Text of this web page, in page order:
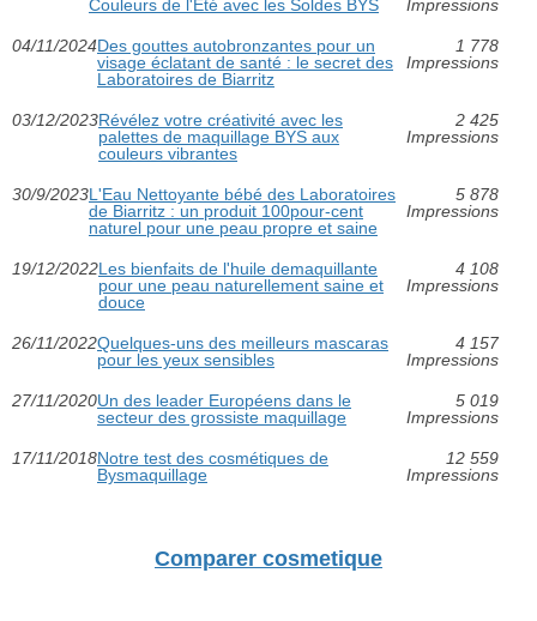
Couleurs de l'Été avec les Soldes BYS
Impressions
04/11/2024Des gouttes autobronzantes pour un
visage éclatant de santé : le secret des
Laboratoires de Biarritz
1 778
Impressions
03/12/2023Révélez votre créativité avec les
palettes de maquillage BYS aux
couleurs vibrantes
2 425
Impressions
30/9/2023L'Eau Nettoyante bébé des Laboratoires
de Biarritz : un produit 100pour-cent
naturel pour une peau propre et saine
5 878
Impressions
19/12/2022Les bienfaits de l'huile demaquillante
pour une peau naturellement saine et
douce
4 108
Impressions
26/11/2022Quelques-uns des meilleurs mascaras
pour les yeux sensibles
4 157
Impressions
27/11/2020Un des leader Européens dans le
secteur des grossiste maquillage
5 019
Impressions
17/11/2018Notre test des cosmétiques de
Bysmaquillage
12 559
Impressions
Comparer cosmetique